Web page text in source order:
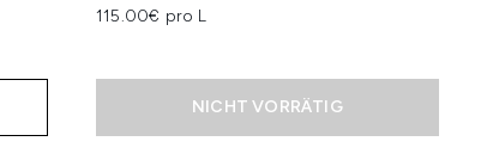
115.00€ pro L
NICHT VORRÄTIG